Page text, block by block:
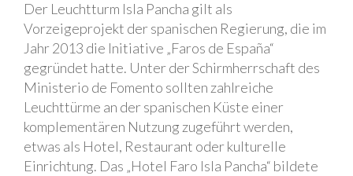
Der Leuchtturm Isla Pancha gilt als
Vorzeigeprojekt der spanischen Regierung, die im
Jahr 2013 die Initiative „Faros de España“
gegründet hatte. Unter der Schirmherrschaft des
Ministerio de Fomento sollten zahlreiche
Leuchttürme an der spanischen Küste einer
komplementären Nutzung zugeführt werden,
etwas als Hotel, Restaurant oder kulturelle
Einrichtung. Das „Hotel Faro Isla Pancha“ bildete